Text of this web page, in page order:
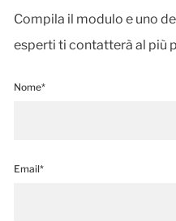
Compila il modulo e uno
esperti ti contatterà al più
Nome*
Email*